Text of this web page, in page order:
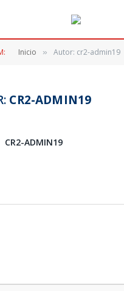
Inicio » Autor: cr2-admin19
CR2-ADMIN19
CR2-ADMIN19